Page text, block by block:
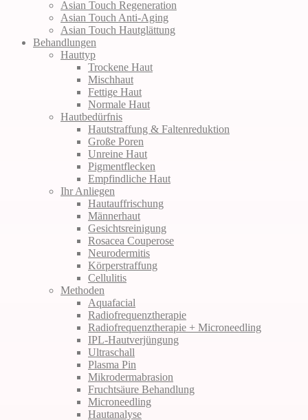
Asian Touch Regeneration
Asian Touch Anti-Aging
Asian Touch Hautglättung
Behandlungen
Hauttyp
Trockene Haut
Mischhaut
Fettige Haut
Normale Haut
Hautbedürfnis
Hautstraffung & Faltenreduktion
Große Poren
Unreine Haut
Pigmentflecken
Empfindliche Haut
Ihr Anliegen
Hautauffrischung
Männerhaut
Gesichtsreinigung
Rosacea Couperose
Neurodermitis
Körper­straffung
Cellulitis
Methoden
Aquafacial
Radiofrequenz­therapie
Radiofrequenz­therapie + Micro­needling
IPL-Haut­verjüngung
Ultraschall
Plasma Pin
Mikro­dermabrasion
Fruchtsäure Behandlung
Microneedling
Hautanalyse